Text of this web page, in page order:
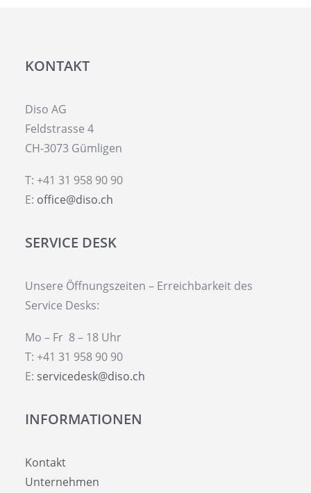
KONTAKT
Diso AG
Feldstrasse 4
CH-3073 Gümligen
T: +41 31 958 90 90
E: office@diso.ch
SERVICE DESK
Unsere Öffnungszeiten – Erreichbarkeit des
Service Desks:
Mo – Fr 8 – 18 Uhr
T: +41 31 958 90 90
E: servicedesk@diso.ch
INFORMATIONEN
Kontakt
Unternehmen